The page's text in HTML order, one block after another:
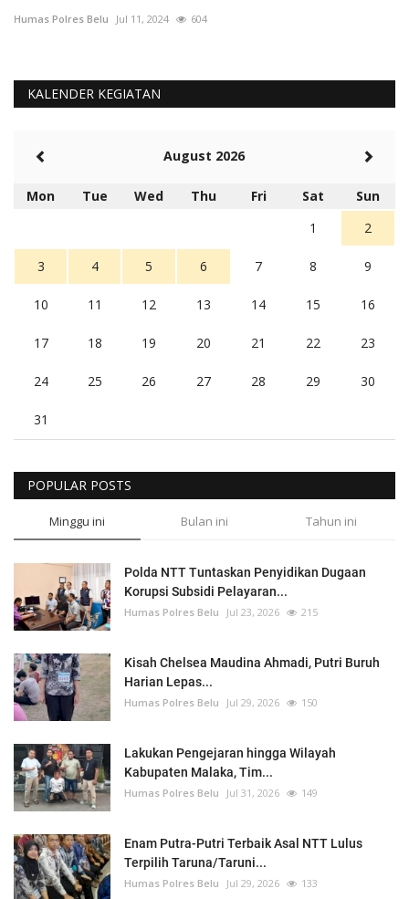
Humas Polres Belu Jul 11, 2024 604
KALENDER KEGIATAN
August 2026
Mon Tue Wed Thu Fri Sat
Sun
1
2
3 4 5 6 7 8 9
10 11 12 13 14 15 16
17 18 19 20 21 22 23
24 25 26 27 28 29 30
31
POPULAR POSTS
Minggu ini Bulan ini Tahun ini
Polda NTT Tuntaskan Penyidikan Dugaan
Korupsi Subsidi Pelayaran...
Humas Polres Belu Jul 23, 2026 215
Kisah Chelsea Maudina Ahmadi, Putri Buruh
Harian Lepas...
Humas Polres Belu Jul 29, 2026 150
Lakukan Pengejaran hingga Wilayah
Kabupaten Malaka, Tim...
Humas Polres Belu Jul 31, 2026 149
Enam Putra-Putri Terbaik Asal NTT Lulus
Terpilih Taruna/Taruni...
Humas Polres Belu Jul 29, 2026 133